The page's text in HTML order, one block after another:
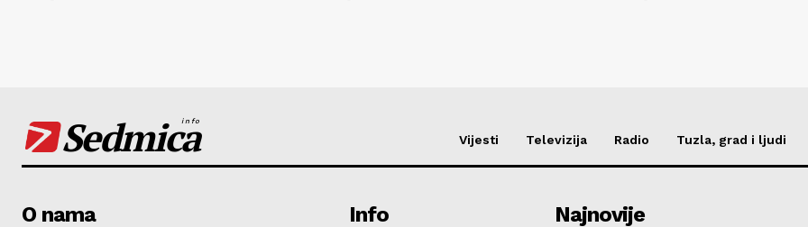
Sedmica
info
Vijesti Televizija Radio Tuzla, grad i ljudi
O nama Info Najnovije